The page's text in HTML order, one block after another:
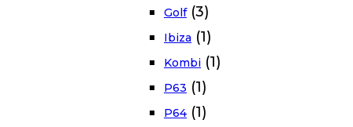
Golf (3)
Ibiza (1)
Kombi (1)
P63 (1)
P64 (1)